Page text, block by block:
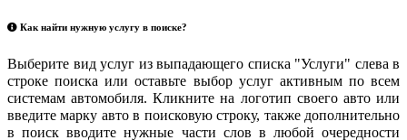
Как найти нужную услугу в поиске?
Выберите вид услуг из выпадающего списка "Услуги" слева в
строке поиска или оставьте выбор услуг активным по всем
системам автомобиля. Кликните на логотип своего авто или
введите марку авто в поисковую строку, также дополнительно
в поиск вводите нужные части слов в любой очередности